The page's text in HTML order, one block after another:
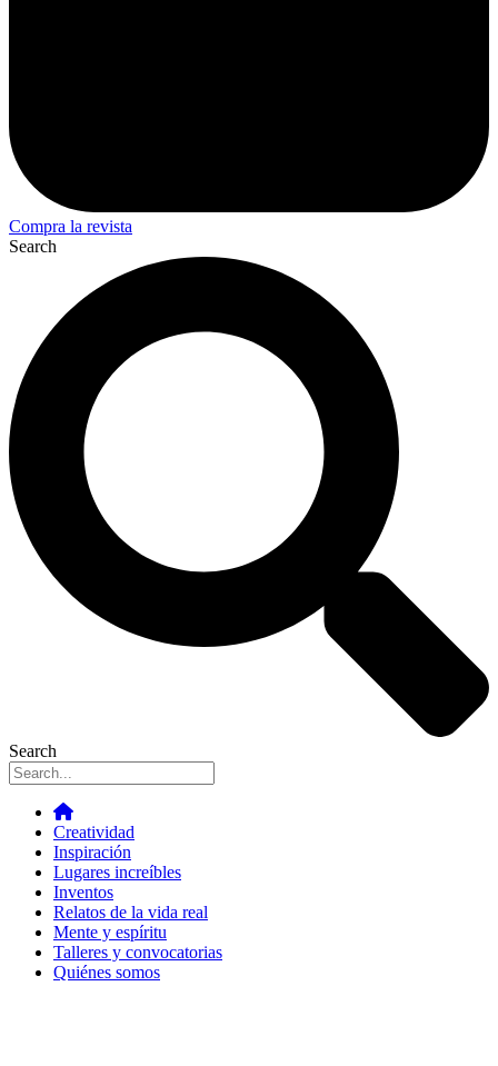
Compra la revista
Search
Search
Creatividad
Inspiración
Lugares increíbles
Inventos
Relatos de la vida real
Mente y espíritu
Talleres y convocatorias
Quiénes somos